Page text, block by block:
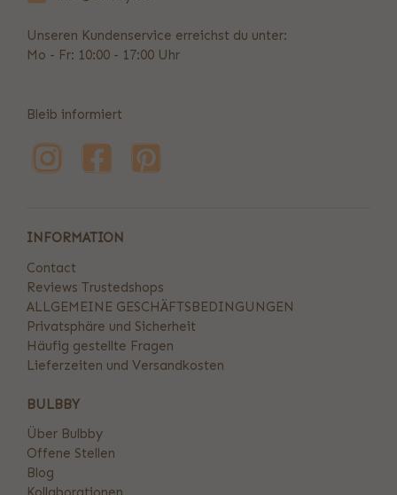
Unseren Kundenservice erreichst du unter:
Mo - Fr: 10:00 - 17:00 Uhr
Bleib informiert
INFORMATION
Contact
Reviews Trustedshops
ALLGEMEINE GESCHÄFTSBEDINGUNGEN
Privatsphäre und Sicherheit
Häufig gestellte Fragen
Lieferzeiten und Versandkosten
BULBBY
Über Bulbby
Offene Stellen
Blog